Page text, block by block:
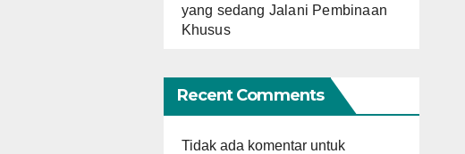
yang sedang Jalani Pembinaan
Khusus
Recent Comments
Tidak ada komentar untuk